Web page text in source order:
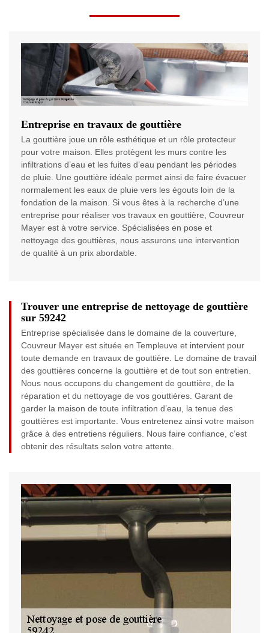
Entreprise en travaux de gouttière
La gouttière joue un rôle esthétique et un rôle protecteur
pour votre maison. Elles protègent les murs contre les
infiltrations d’eau et les fuites d’eau pendant les périodes
de pluie. Une gouttière idéale permet ainsi de faire évacuer
normalement les eaux de pluie vers les égouts loin de la
fondation de la maison. Si vous êtes à la recherche d’une
entreprise pour réaliser vos travaux en gouttière, Couvreur
Mayer est à votre service. Spécialisées en pose et
nettoyage des gouttières, nous assurons une intervention
de qualité à un prix abordable.
Trouver une entreprise de nettoyage de gouttière
sur 59242
Entreprise spécialisée dans le domaine de la couverture,
Couvreur Mayer est située en Templeuve et intervient pour
toute demande en travaux de gouttière. Le domaine de travail
des gouttières concerne la gouttière et de tout son entretien.
Nous nous occupons du changement de gouttière, de la
réparation et du nettoyage de vos gouttières. Garant de
garder la maison de toute infiltration d’eau, la tenue des
gouttières est importante. Vous entretenez ainsi votre maison
grâce à des entretiens réguliers. Nous faire confiance, c’est
obtenir des résultats selon votre attente.